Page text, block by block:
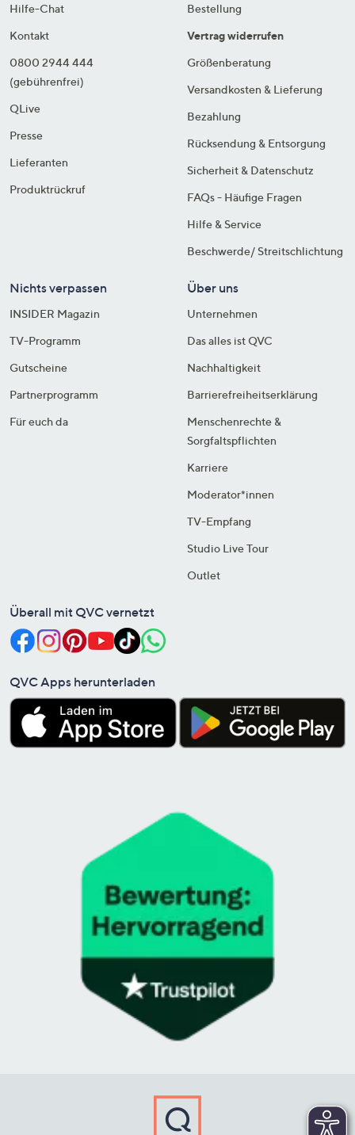
Hilfe-Chat
Kontakt
0800 2944 444
(gebührenfrei)
QLive
Presse
Lieferanten
Produktrückruf
Bestellung
Vertrag widerrufen
Größenberatung
Versandkosten & Lieferung
Bezahlung
Rücksendung & Entsorgung
Sicherheit & Datenschutz
FAQs - Häufige Fragen
Hilfe & Service
Beschwerde/ Streitschlichtung
Nichts verpassen
INSIDER Magazin
TV-Programm
Gutscheine
Partnerprogramm
Für euch da
Über uns
Unternehmen
Das alles ist QVC
Nachhaltigkeit
Barrierefreiheitserklärung
Menschenrechte &
Sorgfaltspflichten
Karriere
Moderator*innen
TV-Empfang
Studio Live Tour
Outlet
Überall mit QVC vernetzt
QVC Apps herunterladen